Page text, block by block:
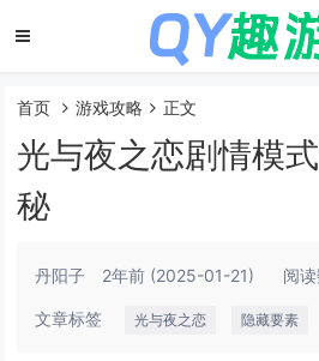
首页 游戏攻略 正文
光与夜之恋剧情模
秘
丹阳子 2年前 (2025-01-21) 阅
文章标签 光与夜之恋 隐藏要素